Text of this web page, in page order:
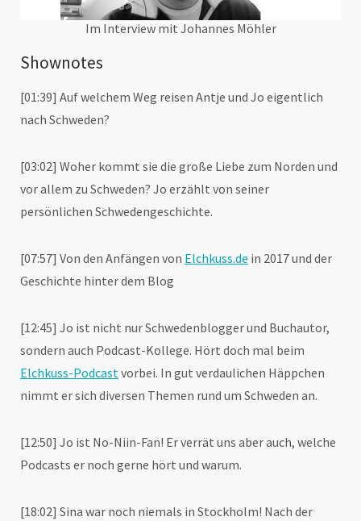
Im Interview mit Johannes Möhler
Shownotes
[01:39] Auf welchem Weg reisen Antje und Jo eigentlich
nach Schweden?
[03:02] Woher kommt sie die große Liebe zum Norden und
vor allem zu Schweden? Jo erzählt von seiner
persönlichen Schwedengeschichte.
[07:57] Von den Anfängen von Elchkuss.de in 2017 und der
Geschichte hinter dem Blog
[12:45] Jo ist nicht nur Schwedenblogger und Buchautor,
sondern auch Podcast-Kollege. Hört doch mal beim
Elchkuss-Podcastvorbei. In gut verdaulichen Häppchen
nimmt er sich diversen Themen rund um Schweden an.
[12:50] Jo ist No-Niin-Fan! Er verrät uns aber auch, welche
Podcasts er noch gerne hört und warum.
[18:02] Sina war noch niemals in Stockholm! Nach der